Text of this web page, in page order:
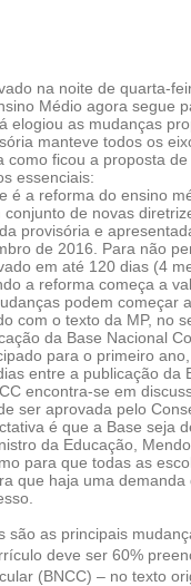
na noite de quarta-
Médio agora segue
elogiou as mudanças
manteve todos os
como ficou a proposta
essenciais:
é a reforma do ensino
conjunto de novas
provisória e
de 2016. Para não
em até 120 dias (4
a reforma começa a
podem começar
com o texto da MP, no
da Base Nacional
para o primeiro
entre a publicação da
encontra-se em
ser aprovada pelo
é que a Base seja
da Educação,
para que todas as
que haja uma
são as principais
deve ser 60%
(BNCC) – no texto